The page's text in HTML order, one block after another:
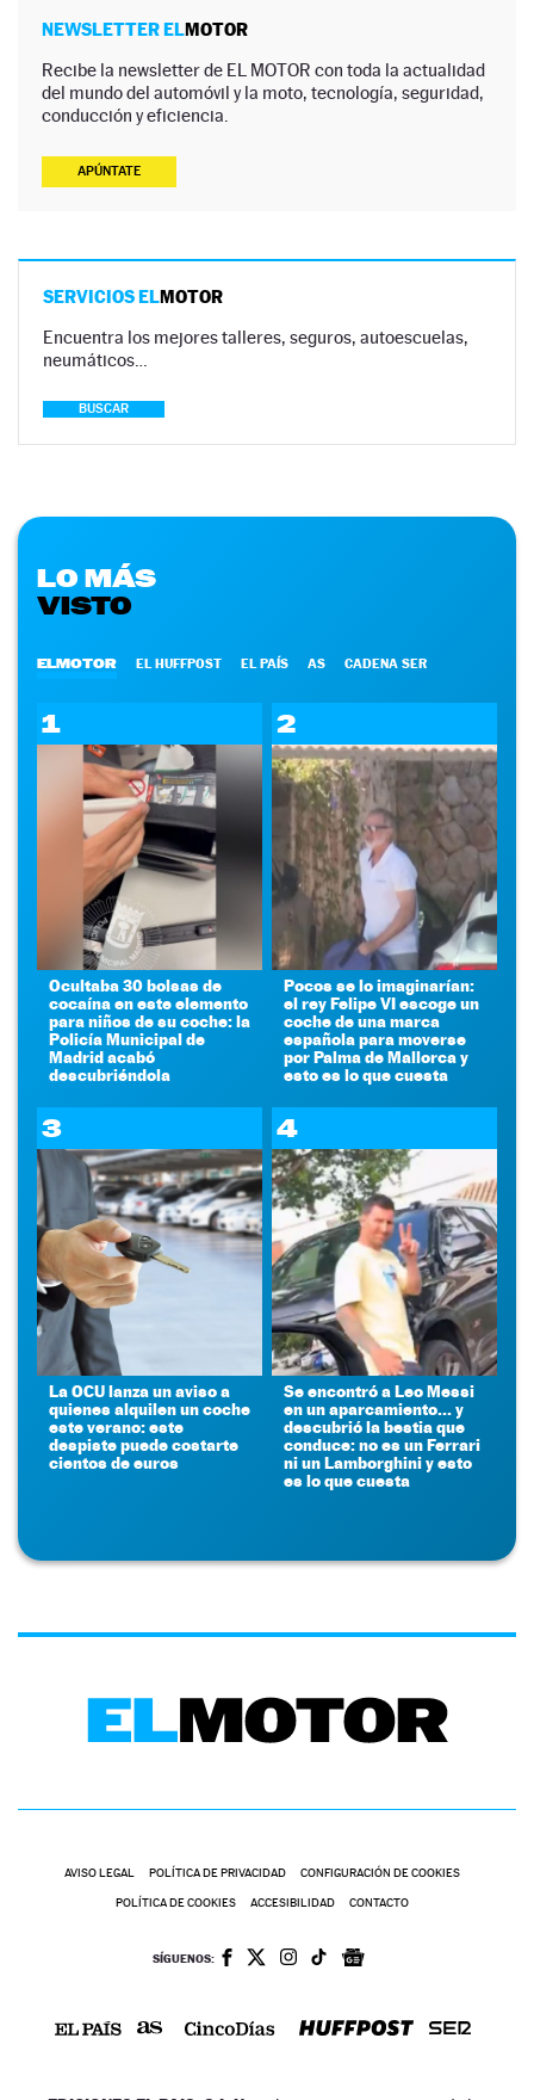
NEWSLETTER ELMOTOR
Recibe la newsletter de EL MOTOR con toda la actualidad
del mundo del automóvil y la moto, tecnología, seguridad,
conducción y eficiencia.
APÚNTATE
SERVICIOS ELMOTOR
Encuentra los mejores talleres, seguros, autoescuelas,
neumáticos…
BUSCAR
LO MÁS
VISTO
ELMOTOR EL HUFFPOST EL PAÍS AS CADENA SER
1
Ocultaba 30 bolsas de
cocaína en este elemento
para niños de su coche: la
Policía Municipal de
Madrid acabó
descubriéndola
2
Pocos se lo imaginarían:
el rey Felipe VI escoge un
coche de una marca
española para moverse
por Palma de Mallorca y
esto es lo que cuesta
3
La OCU lanza un aviso a
quienes alquilen un coche
este verano: este
despiste puede costarte
cientos de euros
4
Se encontró a Leo Messi
en un aparcamiento... y
descubrió la bestia que
conduce: no es un Ferrari
ni un Lamborghini y esto
es lo que cuesta
AVISO LEGAL POLÍTICA DE PRIVACIDAD CONFIGURACIÓN DE COOKIES
POLÍTICA DE COOKIES ACCESIBILIDAD CONTACTO
SÍGUENOS: